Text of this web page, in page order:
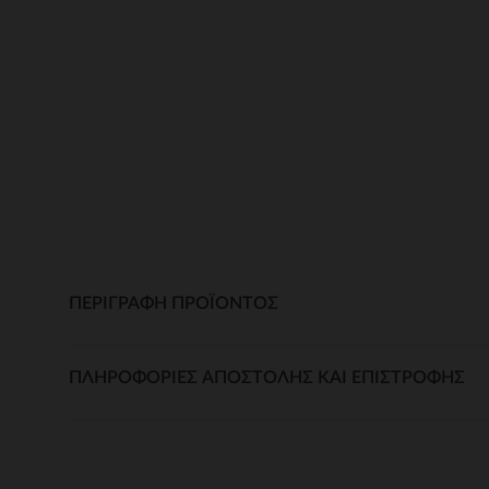
ΠΕΡΙΓΡΑΦΉ ΠΡΟΪΌΝΤΟΣ
ΠΛΗΡΟΦΟΡΊΕΣ ΑΠΟΣΤΟΛΉΣ ΚΑΙ ΕΠΙΣΤΡΟΦΉΣ